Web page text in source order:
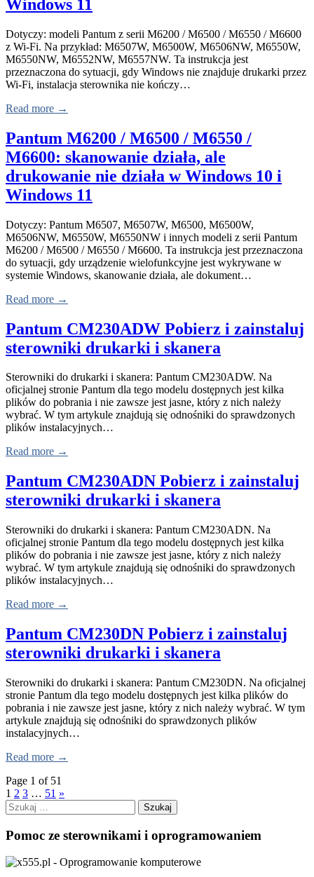
Windows 11
Dotyczy: modeli Pantum z serii M6200 / M6500 / M6550 / M6600
z Wi-Fi. Na przykład: M6507W, M6500W, M6506NW, M6550W,
M6550NW, M6552NW, M6557NW. Ta instrukcja jest
przeznaczona do sytuacji, gdy Windows nie znajduje drukarki przez
Wi-Fi, instalacja sterownika nie kończy…
Read more →
Pantum M6200 / M6500 / M6550 /
M6600: skanowanie działa, ale
drukowanie nie działa w Windows 10 i
Windows 11
Dotyczy: Pantum M6507, M6507W, M6500, M6500W,
M6506NW, M6550W, M6550NW i innych modeli z serii Pantum
M6200 / M6500 / M6550 / M6600. Ta instrukcja jest przeznaczona
do sytuacji, gdy urządzenie wielofunkcyjne jest wykrywane w
systemie Windows, skanowanie działa, ale dokument…
Read more →
Pantum CM230ADW Pobierz i zainstaluj
sterowniki drukarki i skanera
Sterowniki do drukarki i skanera: Pantum CM230ADW. Na
oficjalnej stronie Pantum dla tego modelu dostępnych jest kilka
plików do pobrania i nie zawsze jest jasne, który z nich należy
wybrać. W tym artykule znajdują się odnośniki do sprawdzonych
plików instalacyjnych…
Read more →
Pantum CM230ADN Pobierz i zainstaluj
sterowniki drukarki i skanera
Sterowniki do drukarki i skanera: Pantum CM230ADN. Na
oficjalnej stronie Pantum dla tego modelu dostępnych jest kilka
plików do pobrania i nie zawsze jest jasne, który z nich należy
wybrać. W tym artykule znajdują się odnośniki do sprawdzonych
plików instalacyjnych…
Read more →
Pantum CM230DN Pobierz i zainstaluj
sterowniki drukarki i skanera
Sterowniki do drukarki i skanera: Pantum CM230DN. Na oficjalnej
stronie Pantum dla tego modelu dostępnych jest kilka plików do
pobrania i nie zawsze jest jasne, który z nich należy wybrać. W tym
artykule znajdują się odnośniki do sprawdzonych plików
instalacyjnych…
Read more →
Page 1 of 51
1 2 3 … 51 »
Szukaj:
Pomoc ze sterownikami i oprogramowaniem